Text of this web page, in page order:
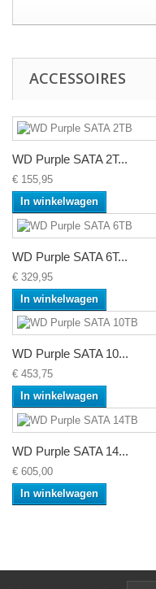
ACCESSOIRES
WD Purple SATA 2T...
€ 155,95
In winkelwagen
WD Purple SATA 6T...
€ 329,95
In winkelwagen
WD Purple SATA 10...
€ 453,75
In winkelwagen
WD Purple SATA 14...
€ 605,00
In winkelwagen